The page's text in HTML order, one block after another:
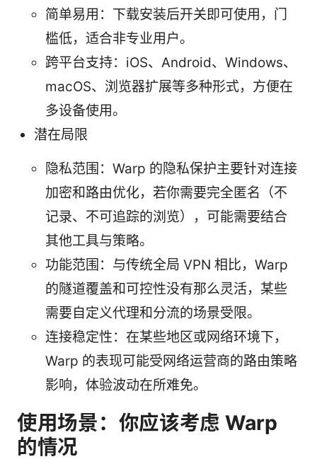
简单易用：下载安装后开关即可使用，门
槛低，适合非专业用户。
跨平台支持：iOS、Android、Windows、
macOS、浏览器扩展等多种形式，方便在
多设备使用。
潜在局限
隐私范围：Warp 的隐私保护主要针对连接
加密和路由优化，若你需要完全匿名（不
记录、不可追踪的浏览），可能需要结合
其他工具与策略。
功能范围：与传统全局 VPN 相比，Warp
的隧道覆盖和可控性没有那么灵活，某些
需要自定义代理和分流的场景受限。
连接稳定性：在某些地区或网络环境下，
Warp 的表现可能受网络运营商的路由策略
影响，体验波动在所难免。
使用场景：你应该考虑 Warp
的情况